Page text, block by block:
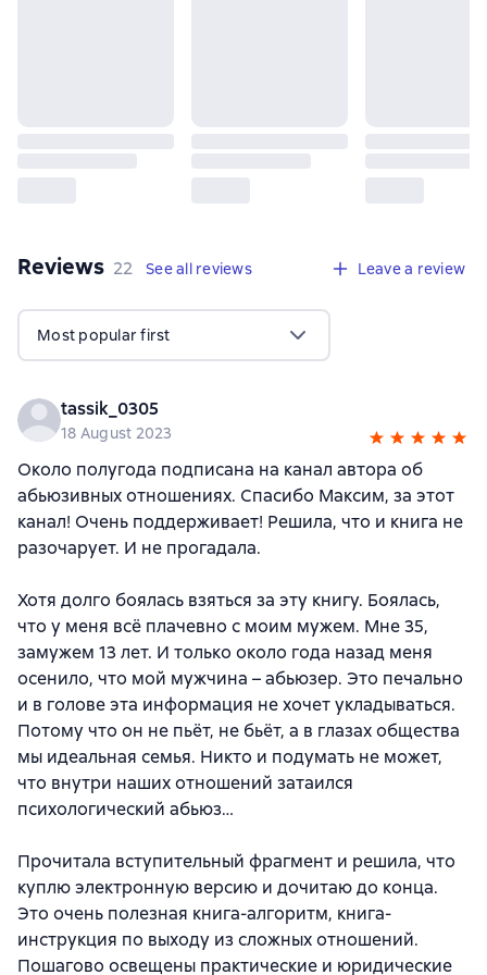
Reviews 22 reviews
22 See all reviews Leave a review
Most popular first
tassik_0305
18 August 2023
Около полугода подписана на канал автора об
абьюзивных отношениях. Спасибо Максим, за этот
канал! Очень поддерживает! Решила, что и книга не
разочарует. И не прогадала.
Хотя долго боялась взяться за эту книгу. Боялась,
что у меня всё плачевно с моим мужем. Мне 35,
замужем 13 лет. И только около года назад меня
осенило, что мой мужчина – абьюзер. Это печально
и в голове эта информация не хочет укладываться.
Потому что он не пьёт, не бьёт, а в глазах общества
мы идеальная семья. Никто и подумать не может,
что внутри наших отношений затаился
психологический абьюз…
Прочитала вступительный фрагмент и решила, что
куплю электронную версию и дочитаю до конца.
Это очень полезная книга-алгоритм, книга-
инструкция по выходу из сложных отношений.
Пошагово освещены практические и юридические